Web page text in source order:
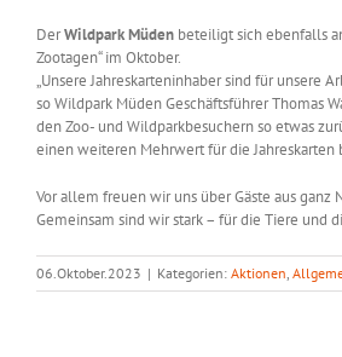
DerWildpark Müden beteiligt sich ebenfalls
Zootagen“ im Oktober.
„Unsere Jahreskarteninhaber sind für unsere
so Wildpark Müden Geschäftsführer Thomas
den Zoo- und Wildparkbesuchern so etwas
einen weiteren Mehrwert für die Jahreskarten
Vor allem freuen wir uns über Gäste aus ganz
Gemeinsam sind wir stark – für die Tiere und
06.Oktober.2023 | Kategorien: Aktionen,